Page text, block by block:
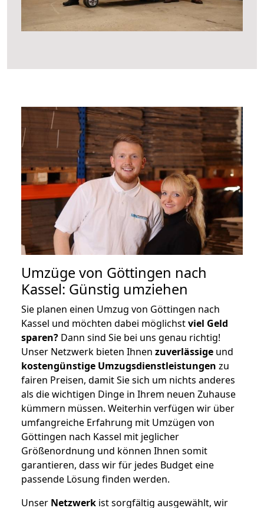
Umzüge von Göttingen nach
Kassel: Günstig umziehen
Sie planen einen Umzug von Göttingen nach
Kassel und möchten dabei möglichstviel Geld
sparen? Dann sind Sie bei uns genau richtig!
Unser Netzwerk bieten Ihnen zuverlässige und
kostengünstige Umzugsdienstleistungen zu
fairen Preisen, damit Sie sich um nichts anderes
als die wichtigen Dinge in Ihrem neuen Zuhause
kümmern müssen. Weiterhin verfügen wir über
umfangreiche Erfahrung mit Umzügen von
Göttingen nach Kassel mit jeglicher
Größenordnung und können Ihnen somit
garantieren, dass wir für jedes Budget eine
passende Lösung finden werden.
Unser Netzwerk ist sorgfältig ausgewählt, wir